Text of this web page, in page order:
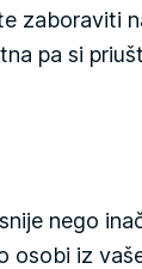
zaboraviti
pa si
nego
osobi iz